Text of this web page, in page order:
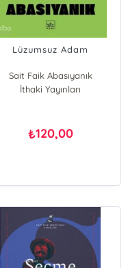
Lüzumsuz Adam
Sait Faik Abasıyanık
İthaki Yayınları
₺120,00